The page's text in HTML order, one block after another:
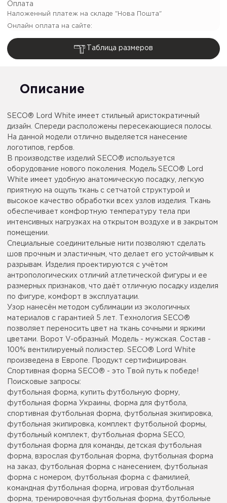
Оплата
Наложенный платеж на складе "Нова Пошта"
Онлайн оплата на сайте:
Таблица размеров
Описание
SECO® Lord White имеет стильный аристократичный
дизайн. Спереди расположены пересекающиеся полосы.
На данной модели отлично выделяется нанесение
логотипов, гербов.
В производстве изделий SECO® используется
оборудование нового поколения. Модель SECO® Lord
White имеет удобную анатомическую посадку, легкую
приятную на ощупь ткань с сетчатой структурой и
высокое качество обработки всех узлов изделия. Ткань
обеспечивает комфортную температуру тела при
интенсивных нагрузках на открытом воздухе и в закрытом
помещении.
Специальные соединительные нити позволяют сделать
шов прочным и эластичным, что делает его устойчивым к
разрывам. Изделия проектируются с учётом
антропологических отличий атлетической фигуры и ее
размерных признаков, что даёт отличную посадку изделия
по фигуре, комфорт в эксплуатации.
Узор нанесён методом сублимации из экологичных
материалов с гарантией 5 лет. Технология SECO®
позволяет переносить цвет на ткань сочными и яркими
цветами. Ворот V-образный. Модель - мужская. Состав -
100% вентилируемый полиэстер. SECO® Lord White
произведена в Европе. Продукт сертифицирован.
Спортивная форма SECO® - это Твой путь к победе!
Поисковые запросы:
футбольная форма, купить футбольную форму,
футбольная форма Украины, форма для футбола,
спортивная футбольная форма, футбольная экипировка,
футбольная экипировка, комплект футбольной формы,
футбольный комплект, футбольная форма SECO,
футбольная форма для команды, детская футбольная
форма, взрослая футбольная форма, футбольная форма
на заказ, футбольная форма с нанесением, футбольная
форма с номером, футбольная форма с фамилией,
командная футбольная форма, игровая футбольная
форма, тренировочная футбольная форма, футбольные